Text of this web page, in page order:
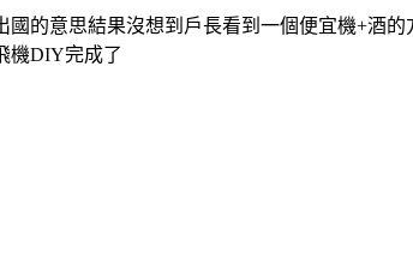
的意思結果沒想到戶長看到一個便宜機+酒
機DIY完成了